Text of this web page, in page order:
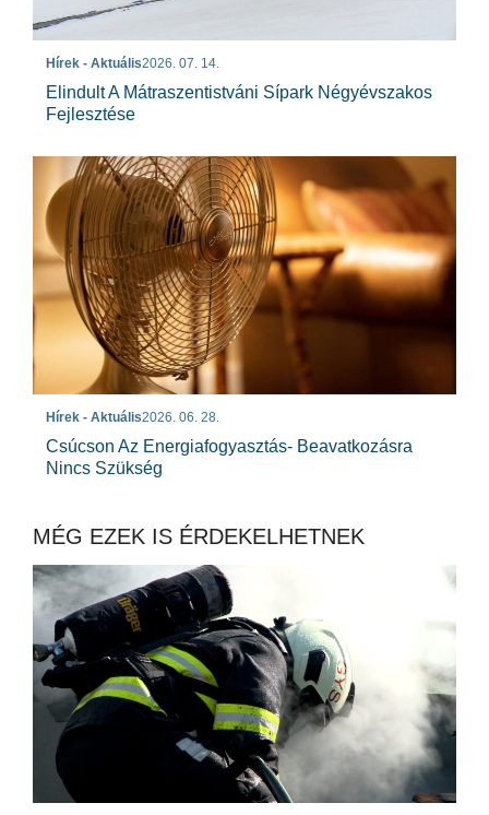
Hírek - Aktuális2026. 07. 14.
Elindult A Mátraszentistváni Sípark Négyévszakos
Fejlesztése
Hírek - Aktuális2026. 06. 28.
Csúcson Az Energiafogyasztás- Beavatkozásra
Nincs Szükség
MÉG EZEK IS ÉRDEKELHETNEK